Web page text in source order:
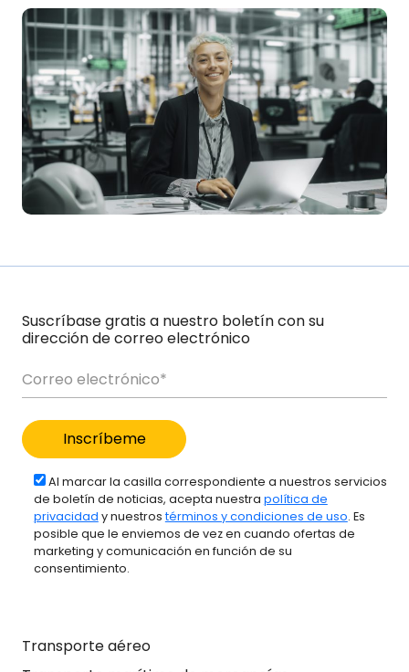
Suscríbase gratis a nuestro boletín con su
dirección de correo electrónico
Al marcar la casilla correspondiente a nuestros servicios
de boletín de noticias, acepta nuestra política de
privacidad y nuestros términos y condiciones de uso. Es
posible que le enviemos de vez en cuando ofertas de
marketing y comunicación en función de su
consentimiento.
Transporte aéreo